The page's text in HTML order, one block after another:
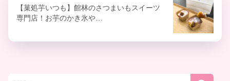
【菓処芋いつも】館林のさつまいもスイーツ
専門店！お芋のかき氷や…